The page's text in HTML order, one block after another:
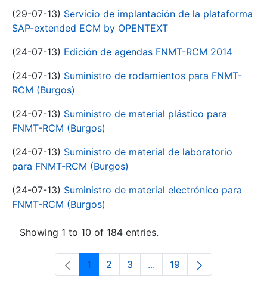
(29-07-13) Servicio de implantación de la plataforma
SAP-extended ECM by OPENTEXT
(24-07-13) Edición de agendas FNMT-RCM 2014
(24-07-13) Suministro de rodamientos para FNMT-
RCM (Burgos)
(24-07-13) Suministro de material plástico para
FNMT-RCM (Burgos)
(24-07-13) Suministro de material de laboratorio
para FNMT-RCM (Burgos)
(24-07-13) Suministro de material electrónico para
FNMT-RCM (Burgos)
Showing 1 to 10 of 184 entries.
Page
1 Page
2 Page
3 ...Intermediate Pages Use
Page
19